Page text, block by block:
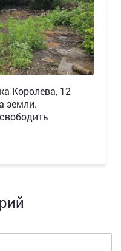
Королева, 12
земли.